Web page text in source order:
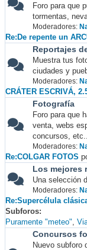
Foro para que
tormentas,
Moderadores:
Re:De repente un
Reportajes
Muestra tus
ciudades y
Moderadores:
CRÁTER ESCRIVÁ,
Fotografía
Foro para que
venta, webs
concursos, etc...
Moderadores:
Re:COLGAR FOTOS
Los mejores
Una selección
Moderadores:
Re:Supercélula
Subforos
Puramente "meteo"
Concursos
Nuevo subforo